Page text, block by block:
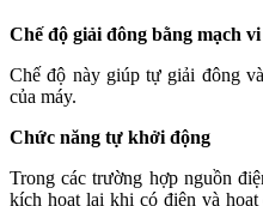
Chế độ giải đông bằng mạch
Chế độ này giúp tự giải đông
của máy.
Chức năng tự khởi động
Trong các trường hợp nguồn
kích hoạt lại khi có điện và